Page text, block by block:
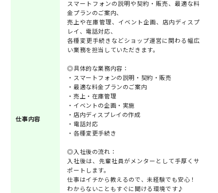
仕事内容
スマートフォンの説明や契約・販売、最適な料
金プランのご案内、
売上や在庫管理、イベント企画、店内ディスプ
レイ、電話対応、
各種変更手続きなどショップ運営に関わる幅広
い業務を担当していただきます。
◎具体的な業務内容：
・スマートフォンの説明・契約・販売
・最適な料金プランのご案内
・売上・在庫管理
・イベントの企画・実施
・店内ディスプレイの作成
・電話対応
・各種変更手続き
◎入社後の流れ：
入社後は、先輩社員がメンターとして手厚くサ
ポートします。
仕事はイチから教えるので、未経験でも安心！
わからないこともすぐに聞ける環境です♪